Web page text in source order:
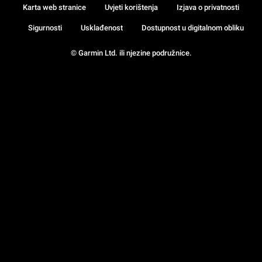
© Garmin Ltd. ili njezine podružnice.
Karta web stranice Uvjeti korištenja Izjava o privatnosti
Sigurnosti Usklađenost Dostupnost u digitalnom obliku